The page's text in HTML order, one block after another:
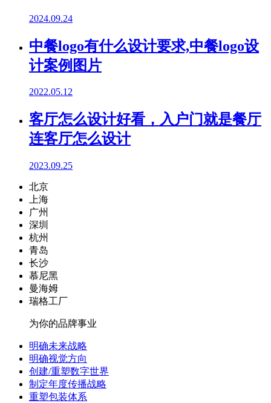
2024.09.24
中餐logo有什么设计要求,中餐logo设
计案例图片
2022.05.12
客厅怎么设计好看，入户门就是餐厅
连客厅怎么设计
2023.09.25
北京
上海
广州
深圳
杭州
青岛
长沙
慕尼黑
曼海姆
瑞格工厂
为你的品牌事业
明确未来战略
明确视觉方向
创建/重塑数字世界
制定年度传播战略
重塑包装体系